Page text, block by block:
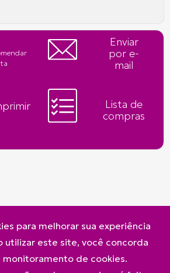
Enviar
por e-
mail
Lista de
compras
para melhorar sua experiência
utilizar este site, você concorda
de cookies.
Contato
e Cookies